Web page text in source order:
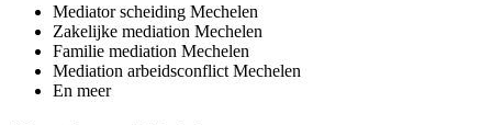
Mediator scheiding Mechelen
Zakelijke mediation Mechelen
Familie mediation Mechelen
Mediation arbeidsconflict Mechelen
En meer